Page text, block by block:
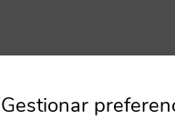
Gestionar